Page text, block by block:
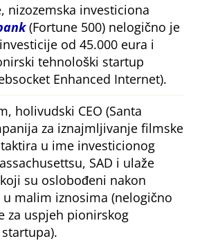
nizozemska investiciona
(Fortune 500) nelogično je
od 45.000 eura i
tehnološki startup
Enhanced Internet).
holivudski CEO (Santa
za iznajmljivanje filmske
u ime investicionog
SAD i ulaže
su oslobođeni nakon
malim iznosima (nelogično
za uspjeh pionirskog